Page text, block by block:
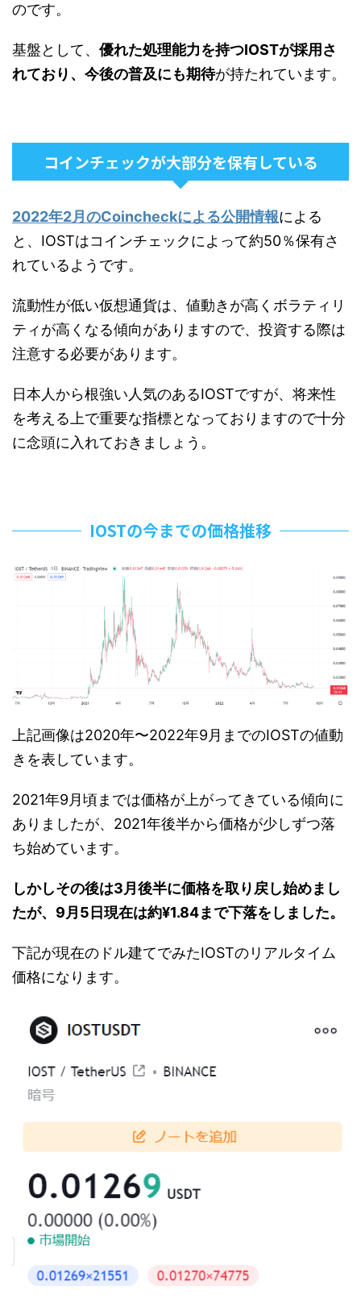
のです。
基盤として、 優れた処理能力を持つIOSTが採用さ
れており、今後の普及にも期待が持たれています。
コインチェックが大部分を保有している
2022年2月のCoincheckによる公開情報による
と、IOSTはコインチェックによって約50％保有さ
れているようです。
流動性が低い仮想通貨は、値動きが高くボラティリ
ティが高くなる傾向がありますので、投資する際は
注意する必要があります。
日本人から根強い人気のあるIOSTですが、将来性
を考える上で重要な指標となっておりますので十分
に念頭に入れておきましょう。
IOSTの今までの価格推移
上記画像は2020年〜2022年9月までのIOSTの値動
きを表しています。
2021年9月頃までは価格が上がってきている傾向に
ありましたが、2021年後半から価格が少しずつ落
ち始めています。
しかしその後は3月後半に価格を取り戻し始めまし
たが、9月5日現在は約¥1.84まで下落をしました。
下記が現在のドル建てでみたIOSTのリアルタイム
価格になります。